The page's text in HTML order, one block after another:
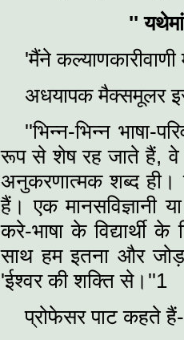
''
'मैंने कल्याणकारीवाणी
अधयापक मैक्समूलर
''भिन्न-भिन्न भाषा-
रूप से शेष रह जाते हैं, वे
अनुकरणात्मक शब्द ही।
हैं। एक मानसविज्ञानी
करे-भाषा के विद्यार्थी
साथ हम इतना और
'ईश्वर की शक्ति से।''1
प्रोफेसर पाट कहते हैं-